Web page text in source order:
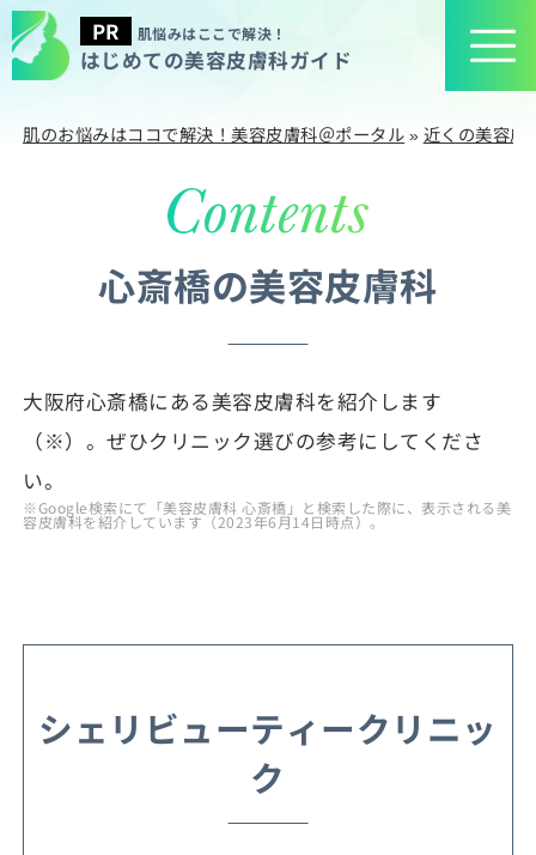
肌悩みはここで解決！
はじめての美容皮膚科ガイド
肌のお悩みはココで解決！美容皮膚科＠ポータル»近くの美容皮
心斎橋の美容皮膚科
大阪府心斎橋にある美容皮膚科を紹介します
（※）。ぜひクリニック選びの参考にしてくださ
い。
※Google検索にて「美容皮膚科 心斎橋」と検索した際に、表示される美
容皮膚科を紹介しています（2023年6月14日時点）。
シェリビューティークリニッ
ク